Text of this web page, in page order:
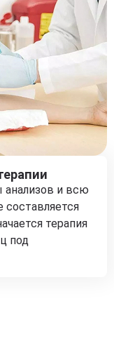
анализов и всю
терапия
под